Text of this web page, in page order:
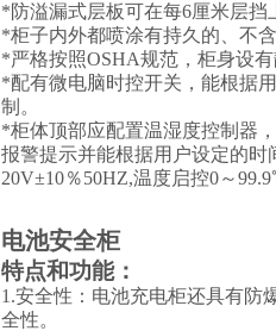
*防溢漏式层板可在每6厘米层挡
*柜子内外都喷涂有持久的、不
*严格按照OSHA规范，柜身设
*配有微电脑时控开关，能根据
制。
*柜体顶部应配置温湿度控制器
报警提示并能根据用户设定的
20V±10％50HZ,温度启控0～99.9
电池安全柜
特点和功能：
1.安全性：电池充电柜还具有防
全性。